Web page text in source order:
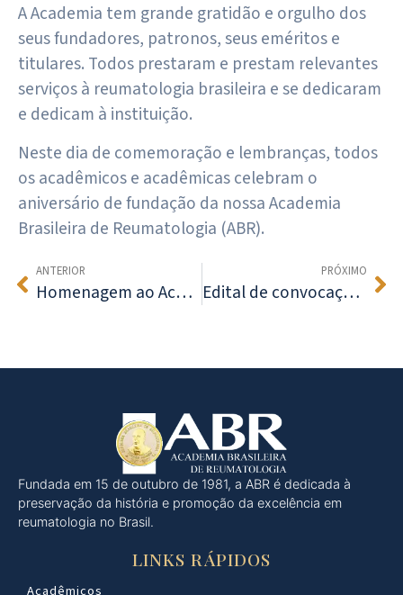
A Academia tem grande gratidão e orgulho dos
seus fundadores, patronos, seus eméritos e
titulares. Todos prestaram e prestam relevantes
serviços à reumatologia brasileira e se dedicaram
e dedicam à instituição.
Neste dia de comemoração e lembranças, todos
os acadêmicos e acadêmicas celebram o
aniversário de fundação da nossa Academia
Brasileira de Reumatologia (ABR).
ANTERIOR
Homenagem ao Acadêmico Dr. José Knoplich
PRÓXIMO
Edital de convocação para Assembleias Gerais Ordinária e Extraordinária
Fundada em 15 de outubro de 1981, a ABR é dedicada à
preservação da história e promoção da excelência em
reumatologia no Brasil.
LINKS RÁPIDOS